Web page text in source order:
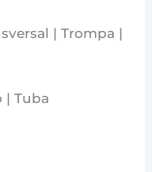
| Trompa |
| Tuba